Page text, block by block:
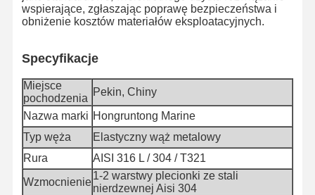
Blog
Poproś O
Wycenę
Kompozytowa rura węża
wspierające, zgłaszając poprawę bezpieczeństwa i
obniżenie kosztów materiałów eksploatacyjnych.
Specyfikacje
Miejsce
pochodzenia
Pekin, Chiny
Nazwa marki Hongruntong Marine
Typ węża
Elastyczny wąż metalowy
Rura
AISI 316 L / 304 / T321
Wzmocnienie
1-2 warstwy plecionki ze stali
nierdzewnej Aisi 304